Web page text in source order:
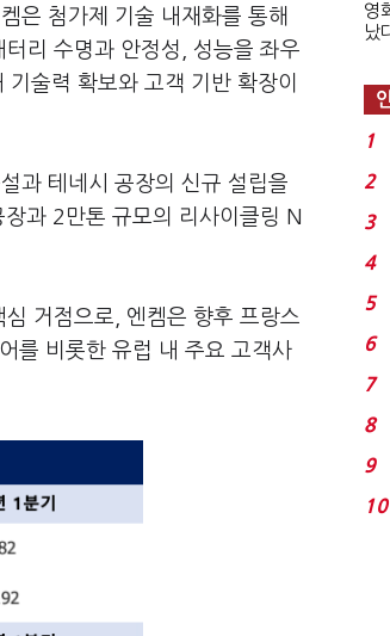
은 첨가제 기술 내재화를 통해
리 수명과 안정성, 성능을 좌우
술력 확보와 고객 기반 확장이
과 테네시 공장의 신규 설립을
과 2만톤 규모의 리사이클링 N
거점으로, 엔켐은 향후 프랑스
를 비롯한 유럽 내 주요 고객사
영
났
1
2
3
4
5
6
7
8
9
10